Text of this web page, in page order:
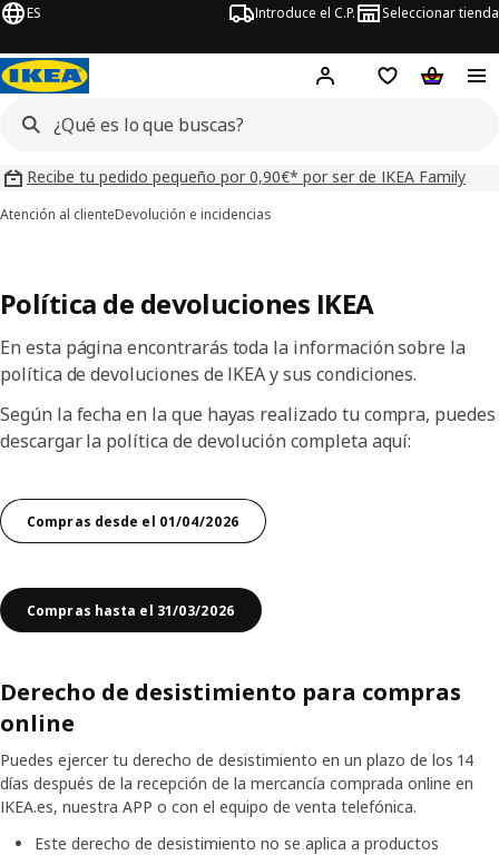
ES Introduce el C.P. Seleccionar tienda
Hej! Iniciar sesión
Lista de deseos
Carrito
Recibe tu pedido pequeño por 0,90€* por ser de IKEA Family
Atención al clienteDevolución e incidencias
Política de devoluciones IKEA
En esta página encontrarás toda la información sobre la
política de devoluciones de IKEA y sus condiciones.
Según la fecha en la que hayas realizado tu compra, puedes
descargar la política de devolución completa aquí:
Compras desde el 01/04/2026
Compras hasta el 31/03/2026
Derecho de desistimiento para compras
online
Puedes ejercer tu derecho de desistimiento en un plazo de los 14
días después de la recepción de la mercancía comprada online en
IKEA.es, nuestra APP o con el equipo de venta telefónica.
Este derecho de desistimiento no se aplica a productos